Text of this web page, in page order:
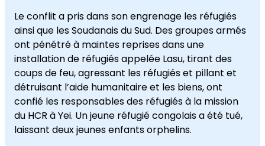
Le conflit a pris dans son engrenage les réfugiés
ainsi que les Soudanais du Sud. Des groupes armés
ont pénétré à maintes reprises dans une
installation de réfugiés appelée Lasu, tirant des
coups de feu, agressant les réfugiés et pillant et
détruisant l’aide humanitaire et les biens, ont
confié les responsables des réfugiés à la mission
du HCR à Yei. Un jeune réfugié congolais a été tué,
laissant deux jeunes enfants orphelins.